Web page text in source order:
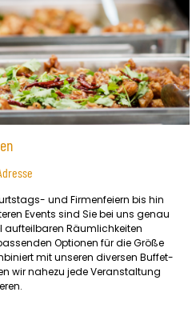
und Firmenfeiern bis hin
Events sind Sie bei uns genau
aufteilbaren Räumlichkeiten
Optionen für die Größe
mit unseren diversen Buffet-
wir nahezu jede Veranstaltung